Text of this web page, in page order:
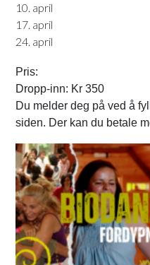
10. april
17. april
24. april
Pris:
Dropp-inn: Kr 350
Du melder deg på ved å
siden. Der kan du betale